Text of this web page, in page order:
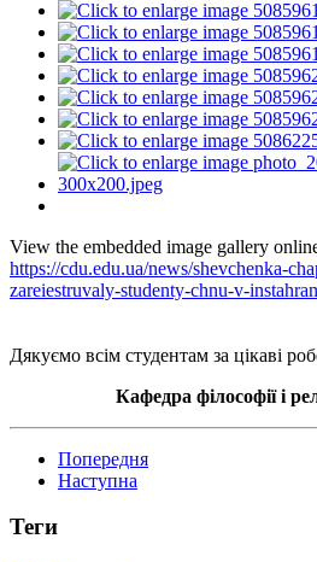
View the embedded image gallery
https://cdu.edu.ua/news/shevchenka-
zareiestruvaly-studenty-chnu-v-
Дякуємо всім студентам за цікаві
Кафедра філософії і
Попередня
Наступна
Теги